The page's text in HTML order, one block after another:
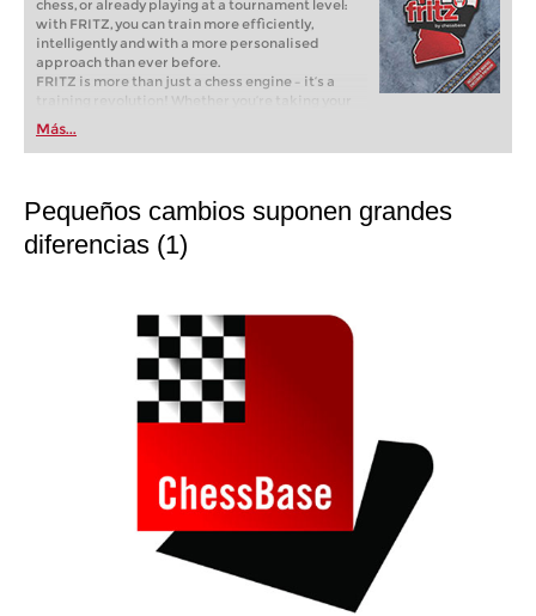
chess, or already playing at a tournament level:
with FRITZ, you can train more efficiently,
intelligently and with a more personalised
approach than ever before.
FRITZ is more than just a chess engine – it’s a
training revolution! Whether you’re taking your
first steps into the world of club chess, or already
playing at a tournament level: with FRITZ, you can
train more efficiently, intelligently and with a
Más...
Pequeños cambios suponen grandes
diferencias (1)